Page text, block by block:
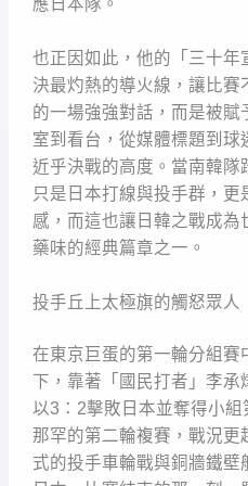
應日本隊。
也正因如此，他的「三十年
決最灼熱的導火線，讓比賽
的一場強強對話，而是被賦
室到看台，從媒體標題到球
近乎決戰的高度。當南韓隊
只是日本打線與投手群，
感，而這也讓日韓之戰成為
藥味的經典篇章之一。
投手丘上太極旗的觸怒眾人
在東京巨蛋的第一輪分組賽
下，靠著「國民打者」李承
以3：2擊敗日本並奪得小
那罕的第二輪複賽，戰況更
式的投手車輪戰與銅牆鐵